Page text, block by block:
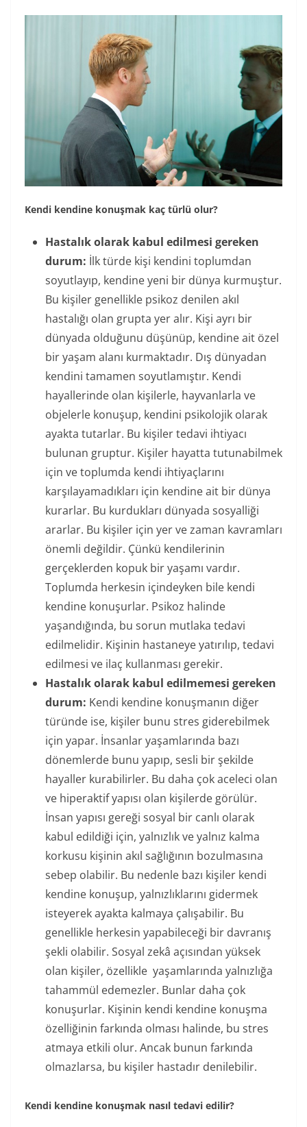
Kendi kendine konuşmak kaç türlü olur?
Hastalık olarak kabul edilmesi gereken
durum: İlk türde kişi kendini toplumdan
soyutlayıp, kendine yeni bir dünya kurmuştur.
Bu kişiler genellikle psikoz denilen akıl
hastalığı olan grupta yer alır. Kişi ayrı bir
dünyada olduğunu düşünüp, kendine ait özel
bir yaşam alanı kurmaktadır. Dış dünyadan
kendini tamamen soyutlamıştır. Kendi
hayallerinde olan kişilerle, hayvanlarla ve
objelerle konuşup, kendini psikolojik olarak
ayakta tutarlar. Bu kişiler tedavi ihtiyacı
bulunan gruptur. Kişiler hayatta tutunabilmek
için ve toplumda kendi ihtiyaçlarını
karşılayamadıkları için kendine ait bir dünya
kurarlar. Bu kurdukları dünyada sosyalliği
ararlar. Bu kişiler için yer ve zaman kavramları
önemli değildir. Çünkü kendilerinin
gerçeklerden kopuk bir yaşamı vardır.
Toplumda herkesin içindeyken bile kendi
kendine konuşurlar. Psikoz halinde
yaşandığında, bu sorun mutlaka tedavi
edilmelidir. Kişinin hastaneye yatırılıp, tedavi
edilmesi ve ilaç kullanması gerekir.
Hastalık olarak kabul edilmemesi gereken
durum: Kendi kendine konuşmanın diğer
türünde ise, kişiler bunu stres giderebilmek
için yapar. İnsanlar yaşamlarında bazı
dönemlerde bunu yapıp, sesli bir şekilde
hayaller kurabilirler. Bu daha çok aceleci olan
ve hiperaktif yapısı olan kişilerde görülür.
İnsan yapısı gereği sosyal bir canlı olarak
kabul edildiği için, yalnızlık ve yalnız kalma
korkusu kişinin akıl sağlığının bozulmasına
sebep olabilir. Bu nedenle bazı kişiler kendi
kendine konuşup, yalnızlıklarını gidermek
isteyerek ayakta kalmaya çalışabilir. Bu
genellikle herkesin yapabileceği bir davranış
şekli olabilir. Sosyal zekâ açısından yüksek
olan kişiler, özellikle yaşamlarında yalnızlığa
tahammül edemezler. Bunlar daha çok
konuşurlar. Kişinin kendi kendine konuşma
özelliğinin farkında olması halinde, bu stres
atmaya etkili olur. Ancak bunun farkında
olmazlarsa, bu kişiler hastadır denilebilir.
Kendi kendine konuşmak nasıl tedavi edilir?